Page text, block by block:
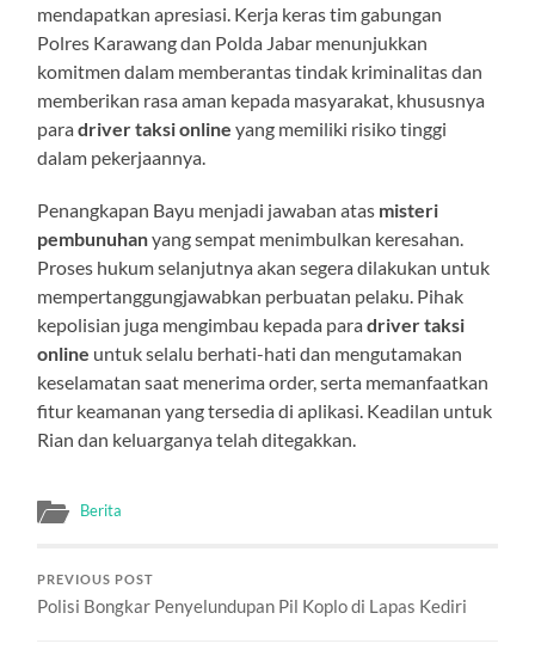
mendapatkan apresiasi. Kerja keras tim gabungan
Polres Karawang dan Polda Jabar menunjukkan
komitmen dalam memberantas tindak kriminalitas dan
memberikan rasa aman kepada masyarakat, khususnya
paradriver taksi online yang memiliki risiko tinggi
dalam pekerjaannya.
Penangkapan Bayu menjadi jawaban atas misteri
pembunuhanyang sempat menimbulkan keresahan.
Proses hukum selanjutnya akan segera dilakukan untuk
mempertanggungjawabkan perbuatan pelaku. Pihak
kepolisian juga mengimbau kepada paradriver taksi
online untuk selalu berhati-hati dan mengutamakan
keselamatan saat menerima order, serta memanfaatkan
fitur keamanan yang tersedia di aplikasi. Keadilan untuk
Rian dan keluarganya telah ditegakkan.
Berita
PREVIOUS POST
Polisi Bongkar Penyelundupan Pil Koplo di Lapas Kediri